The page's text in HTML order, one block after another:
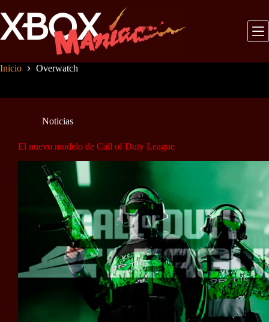
al
contenido
Inicio Overwatch
Noticias
El nuevo modelo de Call of Duty League